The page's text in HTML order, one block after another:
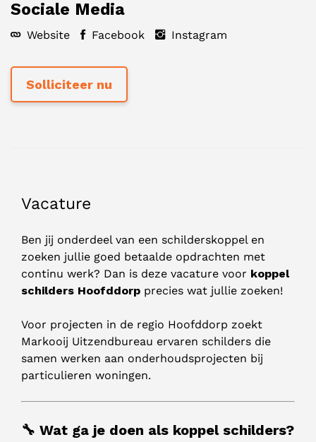
Sociale Media
Website Facebook Instagram
Vacature
Ben jij onderdeel van een schilderskoppel en
zoeken jullie goed betaalde opdrachten met
continu werk? Dan is deze vacature voor koppel
schilders Hoofddorp precies wat jullie zoeken!
Voor projecten in de regio Hoofddorp zoekt
Markooij Uitzendbureau ervaren schilders die
samen werken aan onderhoudsprojecten bij
particulieren woningen.
🔧 Wat ga je doen als koppel schilders?